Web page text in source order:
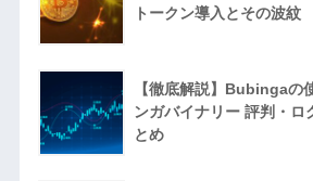
トークン導入とその波紋
【徹底解説】Bubingaの
ンガバイナリー 評判・ロ
とめ